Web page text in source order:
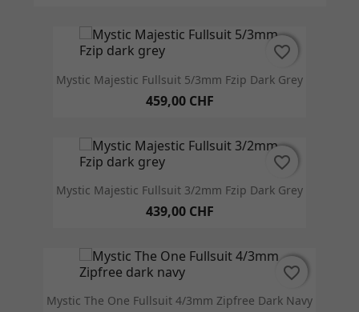
Mystic Majestic Fullsuit 5/3mm Fzip Dark Grey
459,00 CHF
favorite_border
favorite_border
Mystic Majestic Fullsuit 3/2mm Fzip Dark Grey
439,00 CHF
favorite_border
favorite_border
Mystic The One Fullsuit 4/3mm Zipfree Dark Navy
favorite_border
favorite_border